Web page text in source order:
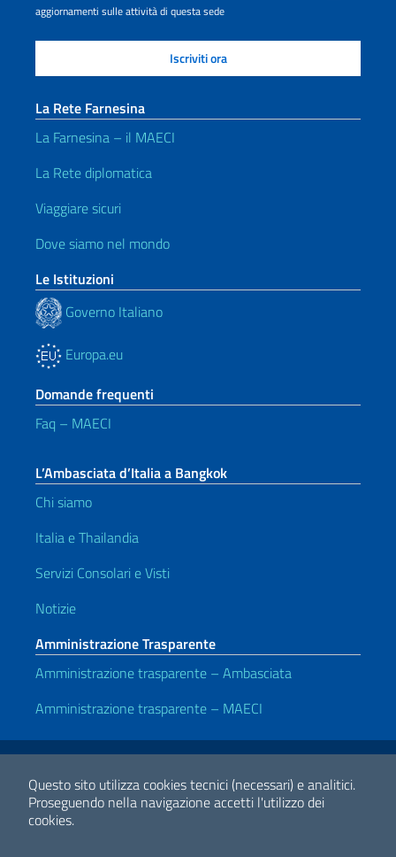
Questo sito utilizza cookies tecnici (necessari) e analitici.
Proseguendo nella navigazione accetti l'utilizzo dei
cookies.
aggiornamenti sulle attività di questa sede
La Rete Farnesina
La Farnesina – il MAECI
La Rete diplomatica
Viaggiare sicuri
Dove siamo nel mondo
Le Istituzioni
Governo Italiano
Europa.eu
Domande frequenti
Faq – MAECI
L’Ambasciata d’Italia a Bangkok
Chi siamo
Italia e Thailandia
Servizi Consolari e Visti
Notizie
Amministrazione Trasparente
Amministrazione trasparente – Ambasciata
Amministrazione trasparente – MAECI
Link Utili